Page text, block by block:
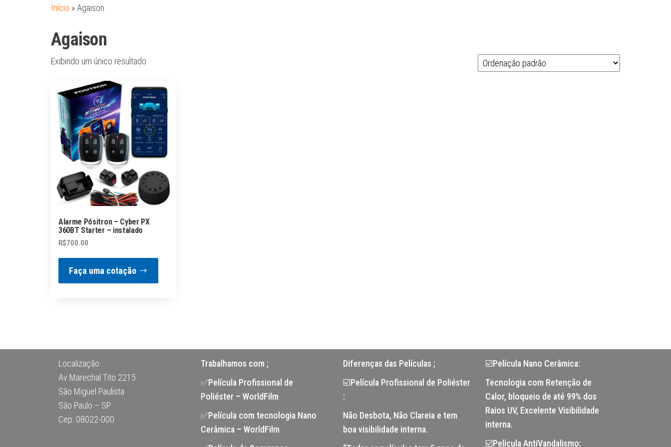
Início » Agaison
Agaison
Exibindo um único resultado
Alarme Pósitron – Cyber PX
360BT Starter – instalado
R$700.00
Faça uma cotação
Localização
Av Marechal Tito 2215
São Miguel Paulista
São Paulo – SP
Cep: 08022-000
Trabalhamos com ;
✅Película Profissional de
Poliéster – WorldFilm
✅Película com tecnologia Nano
Cerâmica – WorldFilm
Diferenças das Películas ;
☑️Película Profissional de Poliéster
:
Não Desbota, Não Clareia e tem
boa visibilidade interna.
☑️Película Nano Cerâmica:
Tecnologia com Retenção de
Calor, bloqueio de até 99% dos
Raios UV, Excelente Visibilidade
interna.
☑️Película AntiVandalismo: